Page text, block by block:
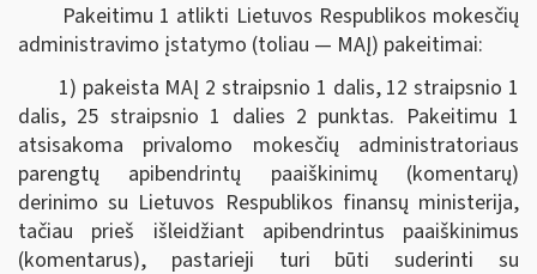
Pakeitimu 1 atlikti Lietuvos Respublikos mokesčių
administravimo įstatymo (toliau — MAĮ) pakeitimai:
1) pakeista MAĮ 2 straipsnio 1 dalis, 12 straipsnio 1
dalis, 25 straipsnio 1 dalies 2 punktas. Pakeitimu 1
atsisakoma privalomo mokesčių administratoriaus
parengtų apibendrintų paaiškinimų (komentarų)
derinimo su Lietuvos Respublikos finansų ministerija,
tačiau prieš išleidžiant apibendrintus paaiškinimus
(komentarus), pastarieji turi būti suderinti su